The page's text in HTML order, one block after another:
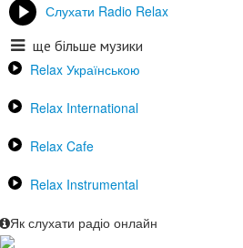
Слухати Radio Relax
ще більше музики
Relax Українською
Relax International
Relax Cafe
Relax Instrumental
Як слухати радіо онлайн